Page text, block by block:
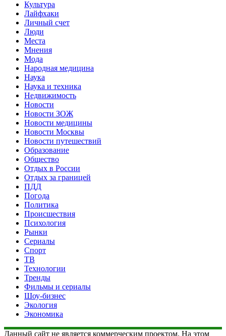
Культура
Лайфхаки
Личный счет
Люди
Места
Мнения
Мода
Народная медицина
Наука
Наука и техника
Недвижимость
Новости
Новости ЗОЖ
Новости медицины
Новости Москвы
Новости путешествий
Образование
Общество
Отдых в России
Отдых за границей
ПДД
Погода
Политика
Происшествия
Психология
Рынки
Сериалы
Спорт
ТВ
Технологии
Тренды
Фильмы и сериалы
Шоу-бизнес
Экология
Экономика
Данный сайт не является коммерческим проектом. На этом